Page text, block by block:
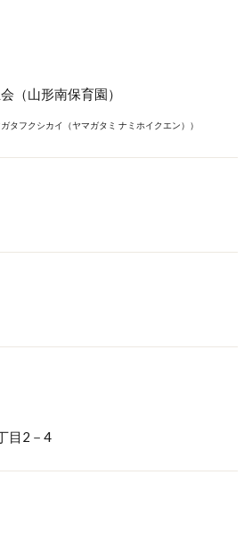
（山形南保育園）
タフクシカイ（ヤマガタミ ナミホイクエン））
目2－4